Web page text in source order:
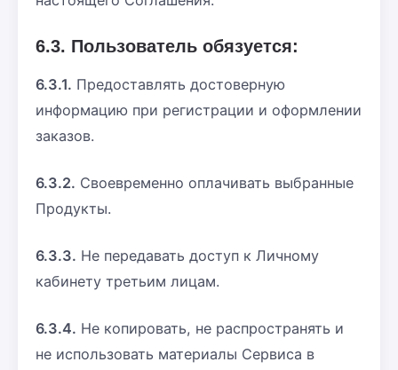
6.3. Пользователь обязуется:
6.3.1. Предоставлять достоверную
информацию при регистрации и оформлении
заказов.
6.3.2. Своевременно оплачивать выбранные
Продукты.
6.3.3. Не передавать доступ к Личному
кабинету третьим лицам.
6.3.4. Не копировать, не распространять и
не использовать материалы Сервиса в